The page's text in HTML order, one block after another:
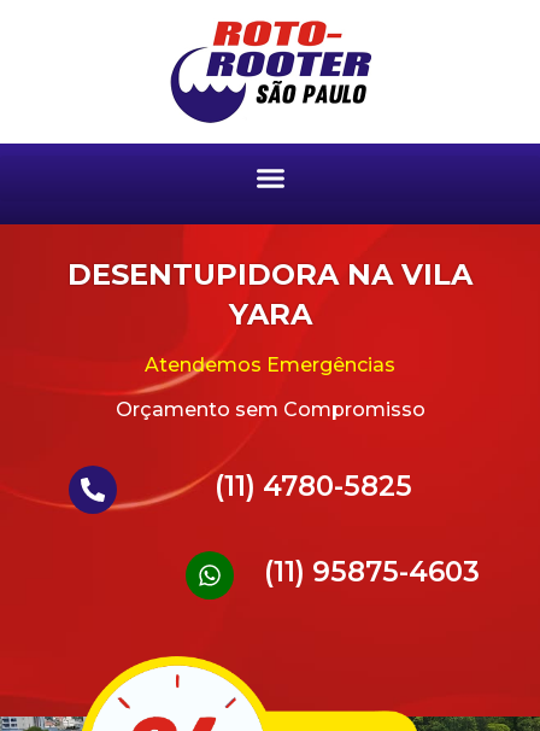
DESENTUPIDORA NA VILA
YARA
Atendemos Emergências
Orçamento sem Compromisso
(11) 4780-5825
(11) 95875-4603